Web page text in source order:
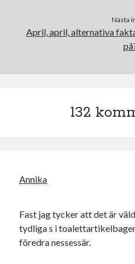
Nästa
April, april, alternativa
132
Annika
Fast jag tycker att det är
tydliga s i
föredra nessessär.